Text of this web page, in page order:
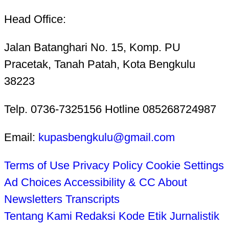
Head Office:
Jalan Batanghari No. 15, Komp. PU
Pracetak, Tanah Patah, Kota Bengkulu
38223
Telp. 0736-7325156 Hotline 085268724987
Email: kupasbengkulu@gmail.com
Terms of Use Privacy Policy Cookie Settings
Ad Choices Accessibility & CC About
Newsletters Transcripts
Tentang Kami Redaksi Kode Etik Jurnalistik